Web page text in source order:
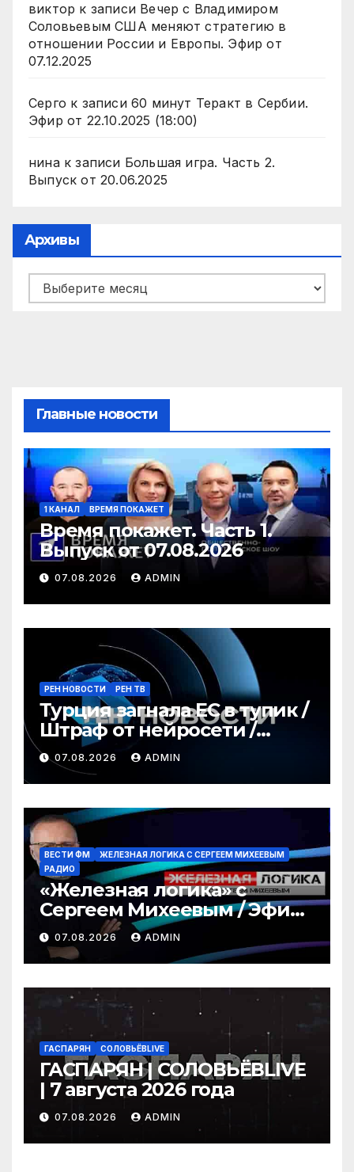
виктор к записи Вечер с Владимиром
Соловьевым США меняют стратегию в
отношении России и Европы. Эфир от
07.12.2025
Серго к записи 60 минут Теракт в Сербии.
Эфир от 22.10.2025 (18:00)
нинак записи Большая игра. Часть 2.
Выпуск от 20.06.2025
Архивы
Архивы
Главные новости
1 КАНАЛ ВРЕМЯ ПОКАЖЕТ
Время покажет. Часть 1.
Выпуск от 07.08.2026
07.08.2026 ADMIN
РЕН НОВОСТИ РЕН ТВ
Турция загнала ЕС в тупик /
Штраф от нейросети /
Война за пляжи / РЕН
Новости 12:30, 07.08.2026
07.08.2026 ADMIN
ВЕСТИ ФМ
ЖЕЛЕЗНАЯ ЛОГИКА С СЕРГЕЕМ МИХЕЕВЫМ
РАДИО
«Железная логика» с
Сергеем Михеевым / Эфир
07.08.2026
07.08.2026 ADMIN
ГАСПАРЯН СОЛОВЬЁВLIVE
ГАСПАРЯН | СОЛОВЬЁВLIVE
| 7 августа 2026 года
07.08.2026 ADMIN